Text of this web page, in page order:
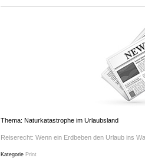
Thema: Naturkatastrophe im Urlaubsland
Reiserecht: Wenn ein Erdbeben den Urlaub ins
Kategorie Print